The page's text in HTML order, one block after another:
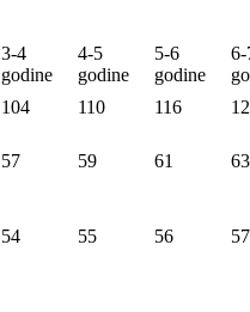
3-4
godine
4-5
godine
5-6
godine
6-
104 110 116
57 59 61 63
54 55 56 57